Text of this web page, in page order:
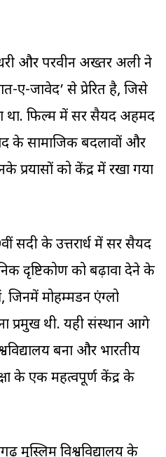
और परवीन अख्तर अली ने
ए-जावेद’ से प्रेरित है, जिसे
था. फिल्म में सर सैयद अहमद
के सामाजिक बदलावों और
प्रयासों को केंद्र में रखा गया
सदी के उत्तरार्ध में सर सैयद
दृष्टिकोण को बढ़ावा देने के
मोहम्मडन एंग्लो
प्रमुख थी. यही संस्थान आगे
बना और भारतीय
के एक महत्वपूर्ण केंद्र के
मुस्लिम विश्वविद्यालय के